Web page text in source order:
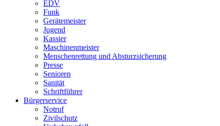
EDV
Funk
Gerätemeister
Jugend
Kassier
Maschinenmeister
Menschenrettung und Absturzsicherung
Presse
Senioren
Sanität
Schriftführer
Bürgerservice
Notruf
Zivilschutz